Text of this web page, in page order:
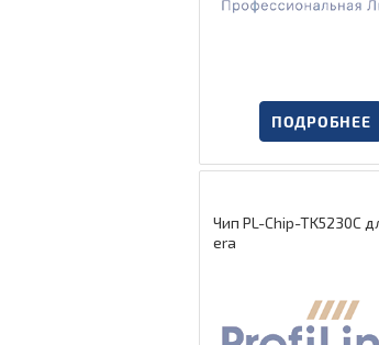
ПОДРОБНЕЕ
Чип PL-Chip-TK5230C
era